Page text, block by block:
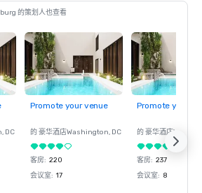
的策划人也查看
, DC
Promote your venue
的 豪华酒店Washington, DC
客房: 220
会议室: 17
Promote your
的 豪华酒店
客房: 237
会议室: 8